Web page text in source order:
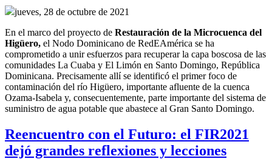
jueves, 28 de octubre de 2021
En el marco del proyecto de Restauración de la Microcuenca del
Higüero, el Nodo Dominicano de RedEAmérica se ha
comprometido a unir esfuerzos para recuperarla capa boscosa de las
comunidades La Cuaba y El Limón en Santo Domingo, República
Dominicana. Precisamente allíse identificó el primer foco de
contaminación del río Higüero, importante afluente de la cuenca
Ozama-Isabela y, consecuentemente, parte importante del sistema de
suministro de agua potable que abastece al Gran Santo Domingo.
Reencuentro con el Futuro: el FIR2021
dejó grandes reflexiones y lecciones